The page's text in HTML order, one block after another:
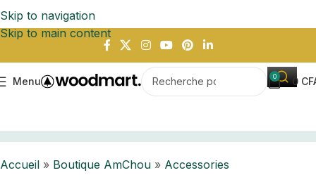
Skip to navigation
Skip to main content
Menu 0 0
Accueil » Boutique AmChou » Accessories